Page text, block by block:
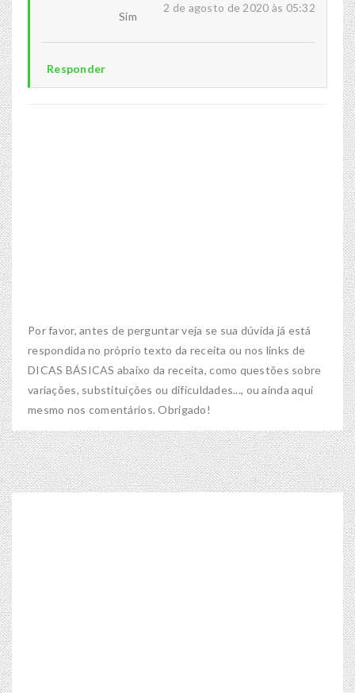
2 de agosto de 2020 às 05:32
Sim
Responder
Por favor, antes de perguntar veja se sua dúvida já está
respondida no próprio texto da receita ou nos links de
DICAS BÁSICAS abaixo da receita, como questões sobre
variações, substituições ou dificuldades..., ou ainda aqui
mesmo nos comentários. Obrigado!